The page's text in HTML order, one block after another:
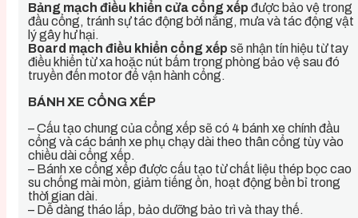
Bảng mạch điều khiển cửa cổng xếp được bảo vệ trong
đầu cổng, tránh sự tác động bởi nắng, mưa và tác động vật
lý gây hư hại.
Board mạch điều khiển cổng xếp sẽ nhận tín hiệu từ tay
điều khiển từ xa hoặc nút bấm trong phòng bảo vệ sau đó
truyền đến motor để vận hành cổng.
BÁNH XE CỔNG XẾP
– Cấu tạo chung của cổng xếp sẽ có 4 bánh xe chính đầu
cổng và các bánh xe phụ chạy dài theo thân cổng tùy vào
chiều dài cổng xếp.
– Bánh xe cổng xếp được cấu tạo từ chất liệu thép bọc cao
su chống mài mòn, giảm tiếng ồn, hoạt động bền bỉ trong
thời gian dài.
– Dễ dàng tháo lắp, bảo dưỡng bảo trì và thay thế.